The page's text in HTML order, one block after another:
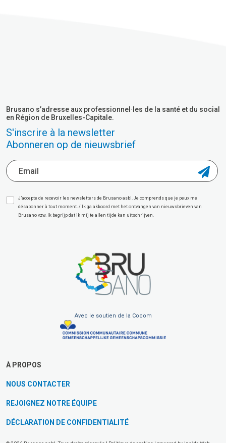
Brusano s’adresse aux professionnel·les de la santé et du social
en Région de Bruxelles-Capitale.
S'inscrire à la newsletter
Abonneren op de nieuwsbrief
J’accepte de recevoir les newsletters de Brusano asbl. Je comprends que je peux me
désabonner à tout moment. / Ik ga akkoord met het ontvangen van nieuwsbrieven van
Brusano vzw. Ik begrijp dat ik mij te allen tijde kan uitschrijven.
Avec le soutien de la Cocom
À PROPOS
NOUS CONTACTER
REJOIGNEZ NOTRE ÉQUIPE
DÉCLARATION DE CONFIDENTIALITÉ